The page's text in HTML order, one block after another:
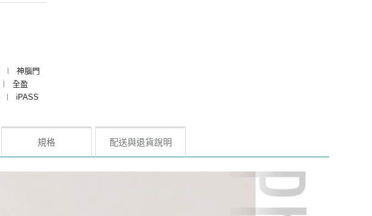
︱
神腦門
︱
全盈
︱
iPASS
規格 配送與退貨說明